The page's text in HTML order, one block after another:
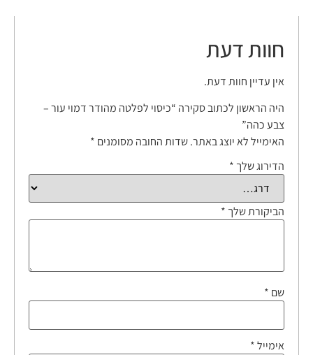
חוות דעת
אין עדיין חוות דעת.
היה הראשון לכתוב סקירה “כיסוי לפלטה מהודר דמוי עור –
צבע כהה”
האימייל לא יוצג באתר.שדות החובה מסומנים *
הדירוג שלך *
הביקורת שלך *
שם *
אימייל*